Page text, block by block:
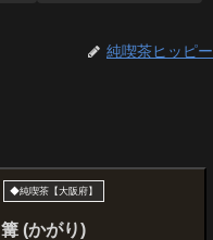
純喫茶ヒッピー
◆純喫茶【大阪府】
篝 (かがり)